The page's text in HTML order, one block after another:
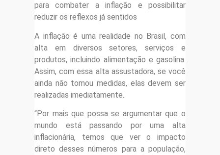
para combater a inflação e possibilitar
reduzir os reflexos já sentidos
A inflação é uma realidade no Brasil, com
alta em diversos setores, serviços e
produtos, incluindo alimentação e gasolina.
Assim, com essa alta assustadora, se você
ainda não tomou medidas, elas devem ser
realizadas imediatamente.
“Por mais que possa se argumentar que o
mundo está passando por uma alta
inflacionária, temos que ver o impacto
direto desses números para a população,